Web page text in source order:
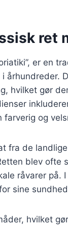
ret
er en
hvilket gør
og
fra de
blev ofte
råvarer
sine
hvilket